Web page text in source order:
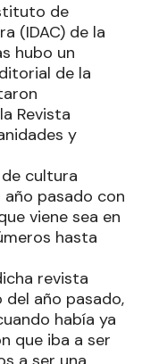
de
(IDAC) de la
hubo un
de la
Revista
y
cultura
pasado con
viene sea en
hasta
revista
del año pasado,
había ya
que iba a ser